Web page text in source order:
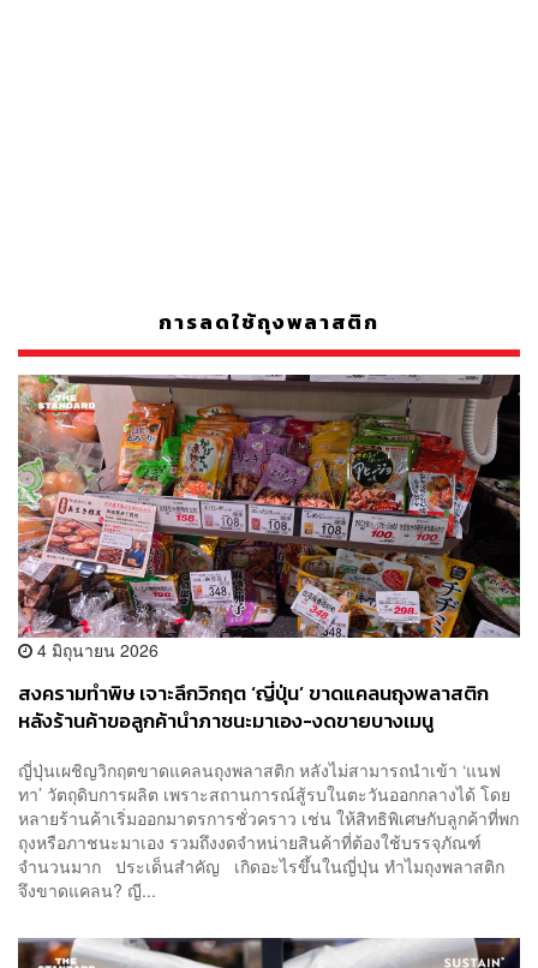
การลดใช้ถุงพลาสติก
4 มิถุนายน 2026
สงครามทำพิษ เจาะลึกวิกฤต ‘ญี่ปุ่น’ ขาดแคลนถุงพลาสติก
หลังร้านค้าขอลูกค้านำภาชนะมาเอง-งดขายบางเมนู
ญี่ปุ่นเผชิญวิกฤตขาดแคลนถุงพลาสติก หลังไม่สามารถนำเข้า ‘แนฟ
ทา’ วัตถุดิบการผลิต เพราะสถานการณ์สู้รบในตะวันออกกลางได้ โดย
หลายร้านค้าเริ่มออกมาตรการชั่วคราว เช่น ให้สิทธิพิเศษกับลูกค้าที่พก
ถุงหรือภาชนะมาเอง รวมถึงงดจำหน่ายสินค้าที่ต้องใช้บรรจุภัณฑ์
จำนวนมาก ประเด็นสำคัญ เกิดอะไรขึ้นในญี่ปุ่น ทำไมถุงพลาสติก
จึงขาดแคลน? ญี...